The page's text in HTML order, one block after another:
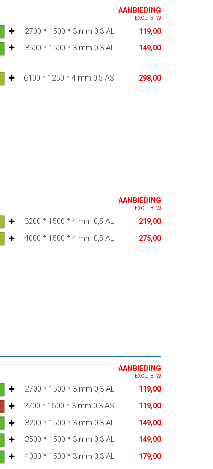
AANBIEDING
EXCL. BTW
2700 * 1500 * 3 mm 0,3 AL
119,00
3500 * 1500 * 3 mm 0,3 AL
149,00
6100 * 1250 * 4 mm 0,5 AS 298,00
AANBIEDING
EXCL. BTW
3200 * 1500 * 4 mm 0,5 AL
219,00
4000 * 1500 * 4 mm 0,5 AL
275,00
AANBIEDING
EXCL. BTW
2700 * 1500 * 3 mm 0,3 AL
119,00
2700 * 1500 * 3 mm 0,3 AS
119,00
3200 * 1500 * 3 mm 0,3 AL
149,00
3500 * 1500 * 3 mm 0,3 AL
149,00
4000 * 1500 * 3 mm 0,3 AL
179,00